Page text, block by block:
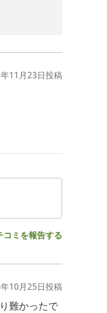
ては早急
上に精進
11月23日投稿
コミを報告する
10月25日投稿
難かったで